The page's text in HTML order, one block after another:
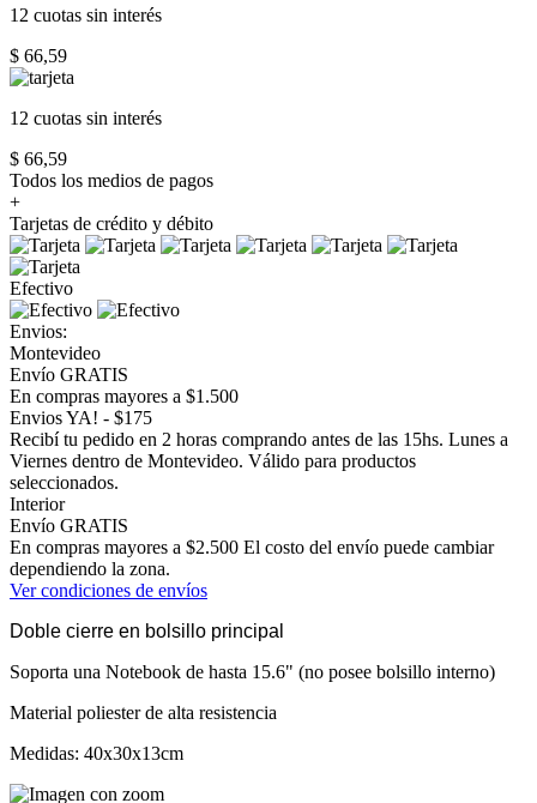
12 cuotas sin interés
$ 66,59
12 cuotas sin interés
$ 66,59
Todos los medios de pagos
+
Tarjetas de crédito y débito
Efectivo
Envios:
Montevideo
Envío GRATIS
En compras mayores a $1.500
Envios YA! - $175
Recibí tu pedido en 2 horas comprando antes de las 15hs. Lunes a
Viernes dentro de Montevideo. Válido para productos
seleccionados.
Interior
Envío GRATIS
En compras mayores a $2.500 El costo del envío puede cambiar
dependiendo la zona.
Ver condiciones de envíos
Doble cierre en bolsillo principal
Soporta una Notebook de hasta 15.6" (no posee bolsillo interno)
Material poliester de alta resistencia
Medidas: 40x30x13cm